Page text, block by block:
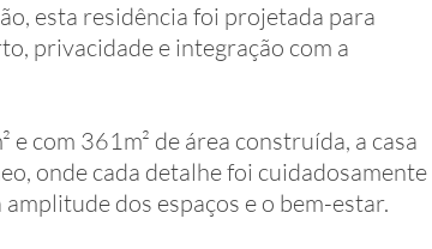
esta residência foi projetada para
privacidade e integração com a
com 361m² de área construída, a casa
onde cada detalhe foi cuidadosamente
dos espaços e o bem-estar.